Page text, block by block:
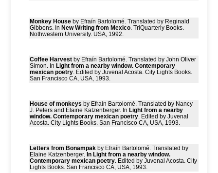
Monkey Houseby Efraín Bartolomé. Translated by Reginald
Gibbons. In New Writing from Mexico. TriQuarterly Books.
Nothwestern University. USA, 1992.
Coffee Harvestby Efraín Bartolomé. Translated by John Oliver
Simon. In Light from a nearby window. Contemporary
mexican poetry. Edited by Juvenal Acosta. City Lights Books.
San Francisco CA, USA, 1993.
House of monkeys by Efraín Bartolomé. Translated by Nancy
J. Peters and Elaine Katzenberger. In Light from a nearby
window. Contemporary mexican poetry. Edited by Juvenal
Acosta. City Lights Books. San Francisco CA, USA, 1993.
Letters from Bonampakby Efraín Bartolomé. Translated by
Elaine Katzenberger. In Light from a nearby window.
Contemporary mexican poetry. Edited by Juvenal Acosta. City
Lights Books. San Francisco CA, USA, 1993.